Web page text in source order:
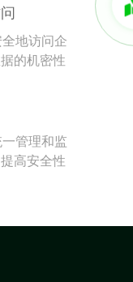
地访问企
的机密性
管理和监
高安全性